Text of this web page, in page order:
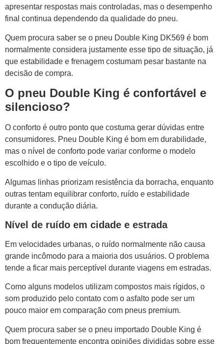
apresentar respostas mais controladas, mas o desempenho
final continua dependendo da qualidade do pneu.
Quem procura saber se o pneu Double King DK569 é bom
normalmente considera justamente esse tipo de situação, já
que estabilidade e frenagem costumam pesar bastante na
decisão de compra.
O pneu Double King é confortável e
silencioso?
O conforto é outro ponto que costuma gerar dúvidas entre
consumidores. Pneu Double King é bom em durabilidade,
mas o nível de conforto pode variar conforme o modelo
escolhido e o tipo de veículo.
Algumas linhas priorizam resistência da borracha, enquanto
outras tentam equilibrar conforto, ruído e estabilidade
durante a condução diária.
Nível de ruído em cidade e estrada
Em velocidades urbanas, o ruído normalmente não causa
grande incômodo para a maioria dos usuários. O problema
tende a ficar mais perceptível durante viagens em estradas.
Como alguns modelos utilizam compostos mais rígidos, o
som produzido pelo contato com o asfalto pode ser um
pouco maior em comparação com pneus premium.
Quem procura saber se o pneu importado Double King é
bom frequentemente encontra opiniões divididas sobre esse